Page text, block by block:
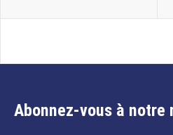
Abonnez-vous à notre